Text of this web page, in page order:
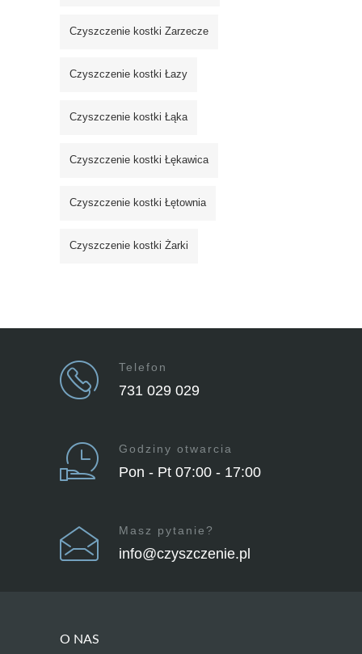
Czyszczenie kostki Zarzecze
Czyszczenie kostki Łazy
Czyszczenie kostki Łąka
Czyszczenie kostki Łękawica
Czyszczenie kostki Łętownia
Czyszczenie kostki Żarki
Telefon
731 029 029
Godziny otwarcia
Pon - Pt 07:00 - 17:00
Masz pytanie?
info@czyszczenie.pl
O NAS